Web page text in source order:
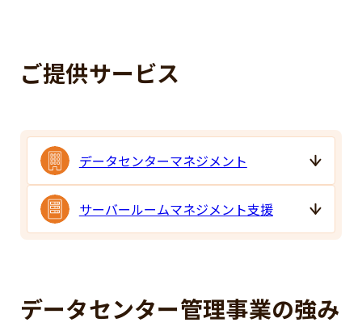
ニュースリリース
ウェルネス経営への取り組み
データセンター管理事業
（管理実績）ビル・施設・データセ
ご提供サービス
データセンターマネジメント
サーバールームマネジメント支援
データセンター管理事業の強み